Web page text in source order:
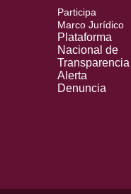
Participa
Marco Jurídico
Plataforma
Nacional de
Transparencia
Alerta
Denuncia